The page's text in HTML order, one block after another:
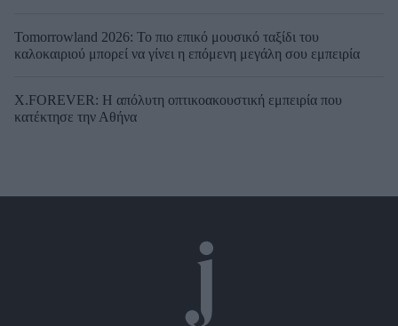
Tomorrowland 2026: Το πιο επικό μουσικό ταξίδι του
καλοκαιριού μπορεί να γίνει η επόμενη μεγάλη σου εμπειρία
X.FOREVER: Η απόλυτη οπτικοακουστική εμπειρία που
κατέκτησε την Αθήνα